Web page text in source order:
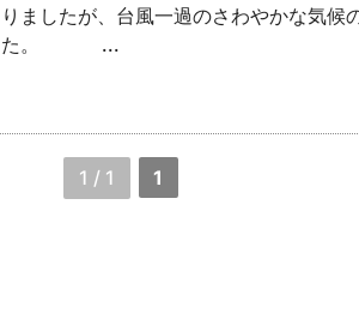
りましたが、台風一過のさわやかな気候
た。 ...
1 / 1 1